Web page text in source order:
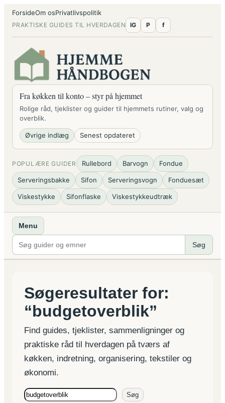
Spring
ForsideOm osPrivatlivspolitik
PRAKTISKE GUIDES TIL HVERDAGEN IG P f
Fra køkken til konto – styr på hjemmet
Rolige råd, tjeklister og guider til hjemmets rutiner, valg og
overblik.
Øvrige indlæg Senest opdateret
POPULÆRE GUIDER Rullebord Barvogn Fondue
Serveringsbakke Sifon Serveringsvogn Fonduesæt
Viskestykke Sifonflaske Viskestykkeudtræk
Menu
Søg
Søgeresultater for:
“budgetoverblik”
Find guides, tjeklister, sammenligninger og
praktiske råd til hverdagen på tværs af
køkken, indretning, organisering, tekstiler og
økonomi.
Søg
Søg